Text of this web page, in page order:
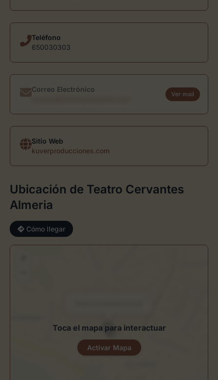
Teléfono
650030303
Correo Electrónico
Ver mail
Sitio Web
kuverproducciones.com
Ubicación de Teatro Cervantes
Almeria
Cómo llegar
Toca el mapa para interactuar
Activar Mapa